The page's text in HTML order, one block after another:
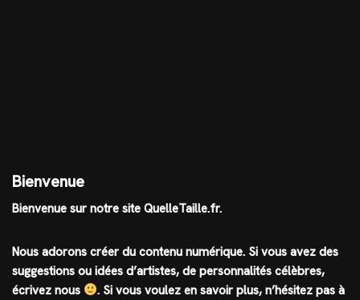
Bienvenue
Bienvenue sur notre site QuelleTaille.fr.
Nous adorons créer du contenu numérique. Si vous avez des
suggestions ou idées d’artistes, de personnalités célèbres,
écrivez nous
. Si vous voulez en savoir plus, n’hésitez pas à